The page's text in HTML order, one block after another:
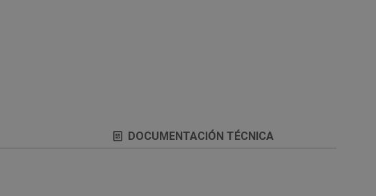
DOCUMENTACIÓN TÉCNICA